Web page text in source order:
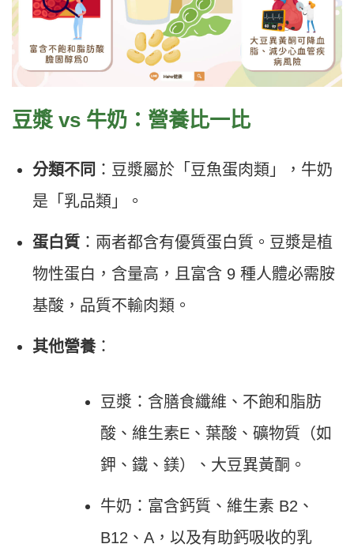
豆漿 vs 牛奶：營養比一比
分類不同 ：豆漿屬於「豆魚蛋肉類」，牛奶
是「乳品類」。
蛋白質 ：兩者都含有優質蛋白質。豆漿是植
物性蛋白，含量高，且富含 9 種人體必需胺
基酸，品質不輸肉類。
其他營養：
豆漿：含膳食纖維、不飽和脂肪
酸、維生素E、葉酸、礦物質（如
鉀、鐵、鎂）、大豆異黃酮。
牛奶：富含鈣質、維生素 B2、
B12、A，以及有助鈣吸收的乳